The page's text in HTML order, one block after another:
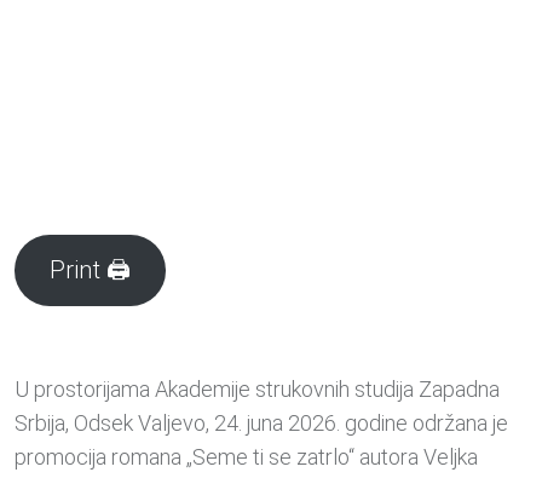
Print 🖨
U prostorijama Akademije strukovnih studija Zapadna
Srbija, Odsek Valjevo, 24. juna 2026. godine održana je
promocija romana „Seme ti se zatrlo“ autora Veljka